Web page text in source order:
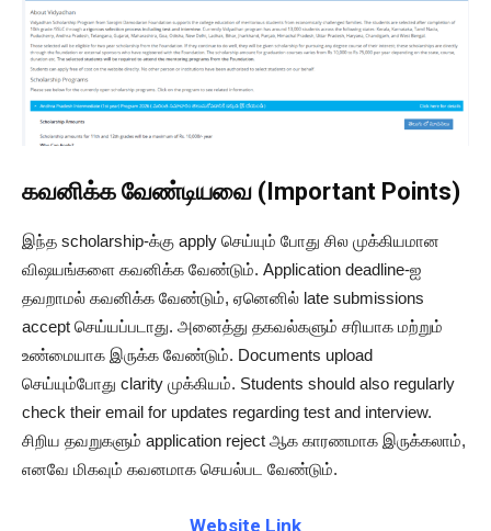
கவனிக்க வேண்டியவை (Important Points)
இந்த scholarship-க்கு apply செய்யும் போது சில முக்கியமான
விஷயங்களை கவனிக்க வேண்டும். Application deadline-ஐ
தவறாமல் கவனிக்க வேண்டும், ஏனெனில் late submissions
accept செய்யப்படாது. அனைத்து தகவல்களும் சரியாக மற்றும்
உண்மையாக இருக்க வேண்டும். Documents upload
செய்யும்போது clarity முக்கியம். Students should also regularly
check their email for updates regarding test and interview.
சிறிய தவறுகளும் application reject ஆக காரணமாக இருக்கலாம்,
எனவே மிகவும் கவனமாக செயல்பட வேண்டும்.
Website Link